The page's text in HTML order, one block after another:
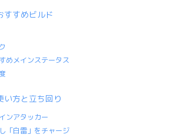
すすめビルド
めメインステータス
い方と立ち回り
ンアタッカー
「白雷」をチャージ